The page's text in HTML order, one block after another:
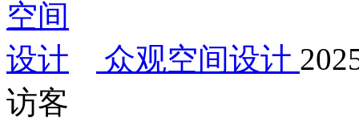
众观空间设计
访客